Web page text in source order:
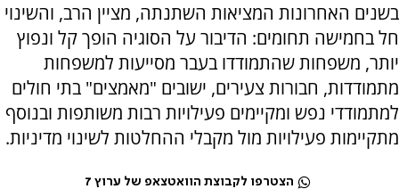
בשנים האחרונות המציאות השתנתה, מציין הרב, והשינוי
חל בחמישה תחומים: הדיבור על הסוגיה הופך קל ונפוץ
יותר, משפחות שהתמודדו בעבר מסייעות למשפחות
מתמודדות, חבורות צעירים, ישובים "מאמצים" בתי חולים
למתמודדי נפש ומקיימים פעילויות רבות משותפות ובנוסף
מתקיימות פעילויות מול מקבלי ההחלטות לשינוי מדיניות.
הצטרפו לקבוצת הוואטצאפ של ערוץ 7